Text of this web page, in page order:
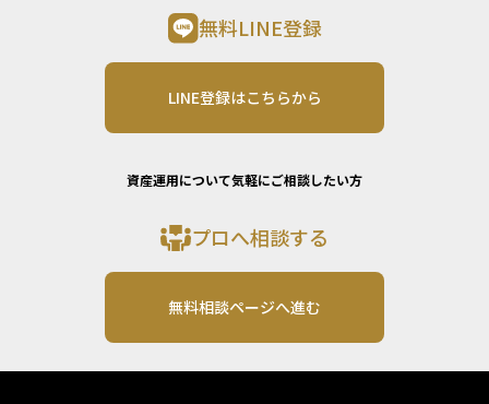
無料LINE登録
LINE登録はこちらから
資産運用について気軽にご相談したい方
プロへ相談する
無料相談ページへ進む